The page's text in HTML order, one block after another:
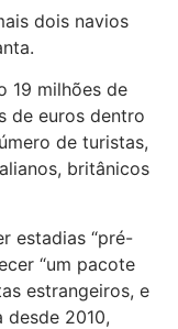
dois navios
19 milhões de
de euros dentro
de turistas,
britânicos
estadias “pré-
“um pacote
estrangeiros, e
desde 2010,